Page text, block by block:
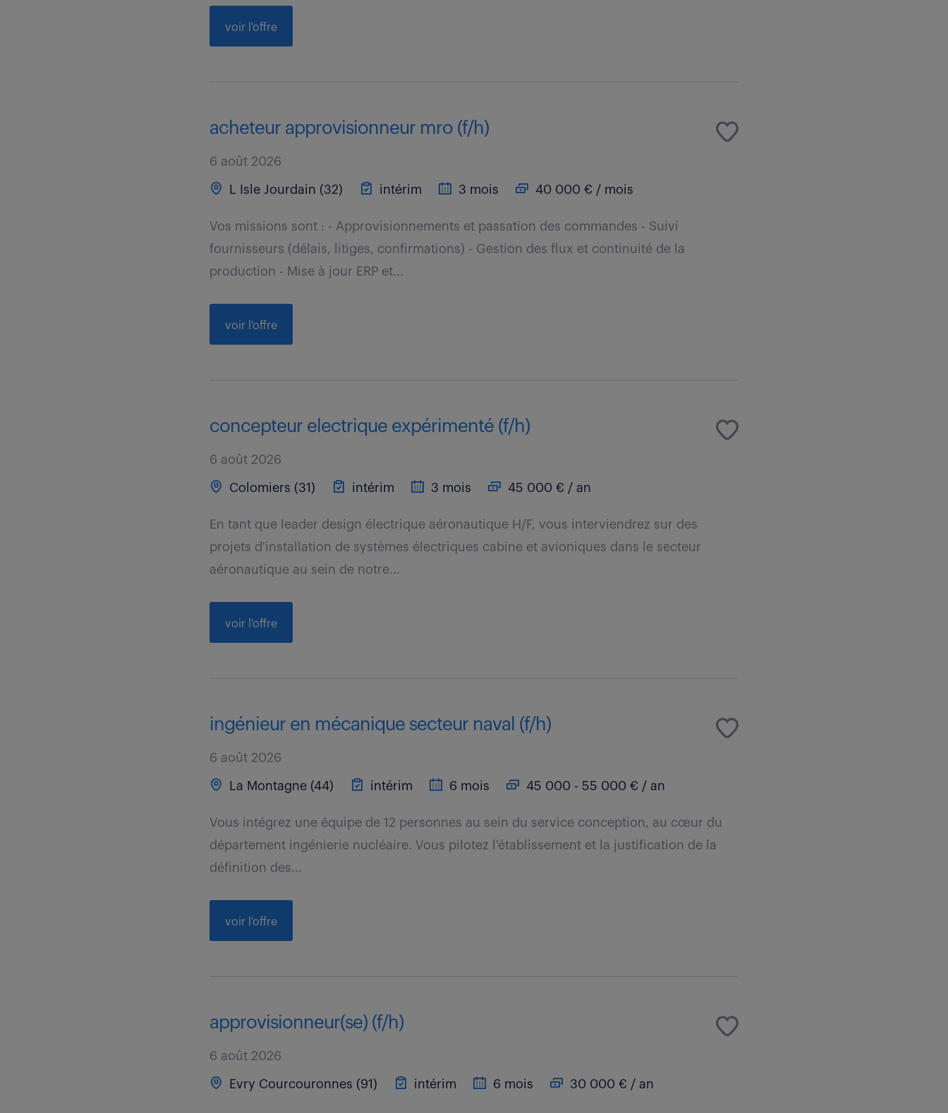
voir l'offre
acheteur approvisionneur mro (f/h)
6 août 2026
L Isle Jourdain (32) intérim 3 mois 40 000 € / mois
Vos missions sont : - Approvisionnements et passation des commandes - Suivi
fournisseurs (délais, litiges, confirmations) - Gestion des flux et continuité de la
production - Mise à jour ERP et...
voir l'offre
concepteur electrique expérimenté (f/h)
6 août 2026
Colomiers (31) intérim 3 mois 45 000 € / an
En tant que leader design électrique aéronautique H/F, vous interviendrez sur des
projets d'installation de systèmes électriques cabine et avioniques dans le secteur
aéronautique au sein de notre...
voir l'offre
ingénieur en mécanique secteur naval (f/h)
6 août 2026
La Montagne (44) intérim 6 mois 45 000 - 55 000 € / an
Vous intégrez une équipe de 12 personnes au sein du service conception, au cœur du
département ingénierie nucléaire. Vous pilotez l'établissement et la justification de la
définition des...
voir l'offre
approvisionneur(se) (f/h)
6 août 2026
Evry Courcouronnes (91) intérim 6 mois 30 000 € / an